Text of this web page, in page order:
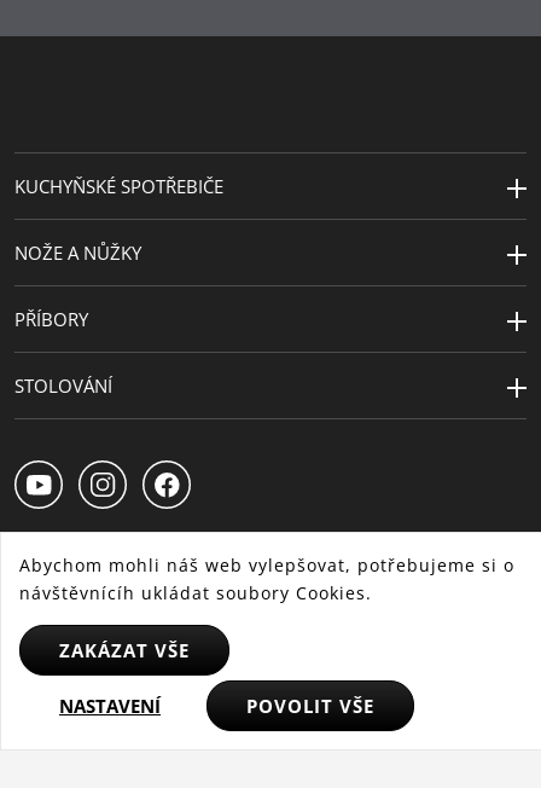
KUCHYŇSKÉ SPOTŘEBIČE
NOŽE A NŮŽKY
PŘÍBORY
STOLOVÁNÍ
CS
© 2025 WMF - Všechna práva vyhrazena
Abychom mohli náš web vylepšovat, potřebujeme si o
návštěvnícíh ukládat soubory Cookies.
ZAKÁZAT VŠE
NASTAVENÍ POVOLIT VŠE